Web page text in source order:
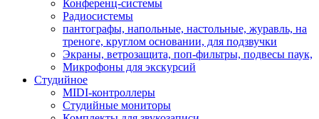
Конференц-системы
Радиосистемы
пантографы, напольные, настольные, журавль, на
треноге, круглом основании, для подзвучки
Экраны, ветрозащита, поп-фильтры, подвесы паук,
Микрофоны для экскурсий
Студийное
MIDI-контроллеры
Студийные мониторы